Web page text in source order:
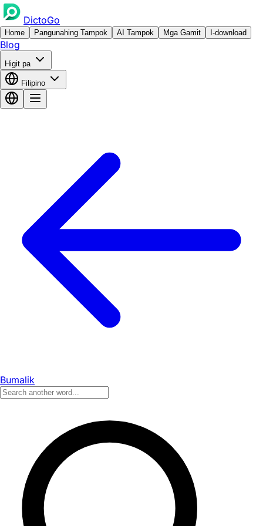
DictoGo
Home Pangunahing Tampok AI Tampok Mga Gamit I-download
Blog
Higit pa
Filipino
Bumalik